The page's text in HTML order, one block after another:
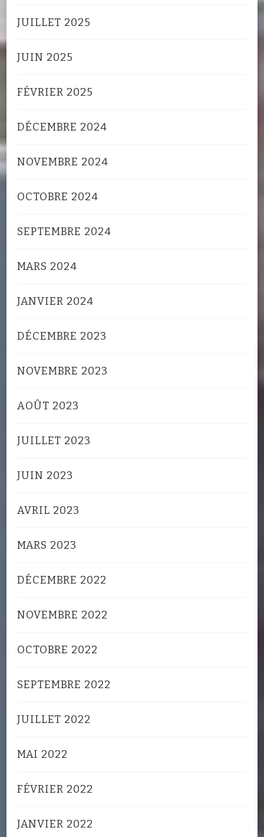
JUILLET 2025
JUIN 2025
FÉVRIER 2025
DÉCEMBRE 2024
NOVEMBRE 2024
OCTOBRE 2024
SEPTEMBRE 2024
MARS 2024
JANVIER 2024
DÉCEMBRE 2023
NOVEMBRE 2023
AOÛT 2023
JUILLET 2023
JUIN 2023
AVRIL 2023
MARS 2023
DÉCEMBRE 2022
NOVEMBRE 2022
OCTOBRE 2022
SEPTEMBRE 2022
JUILLET 2022
MAI 2022
FÉVRIER 2022
JANVIER 2022